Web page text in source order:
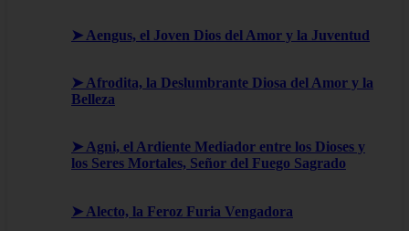
➤ Aengus, el Joven Dios del Amor y la Juventud
➤ Afrodita, la Deslumbrante Diosa del Amor y la
Belleza
➤ Agni, el Ardiente Mediador entre los Dioses y
los Seres Mortales, Señor del Fuego Sagrado
➤ Alecto, la Feroz Furia Vengadora